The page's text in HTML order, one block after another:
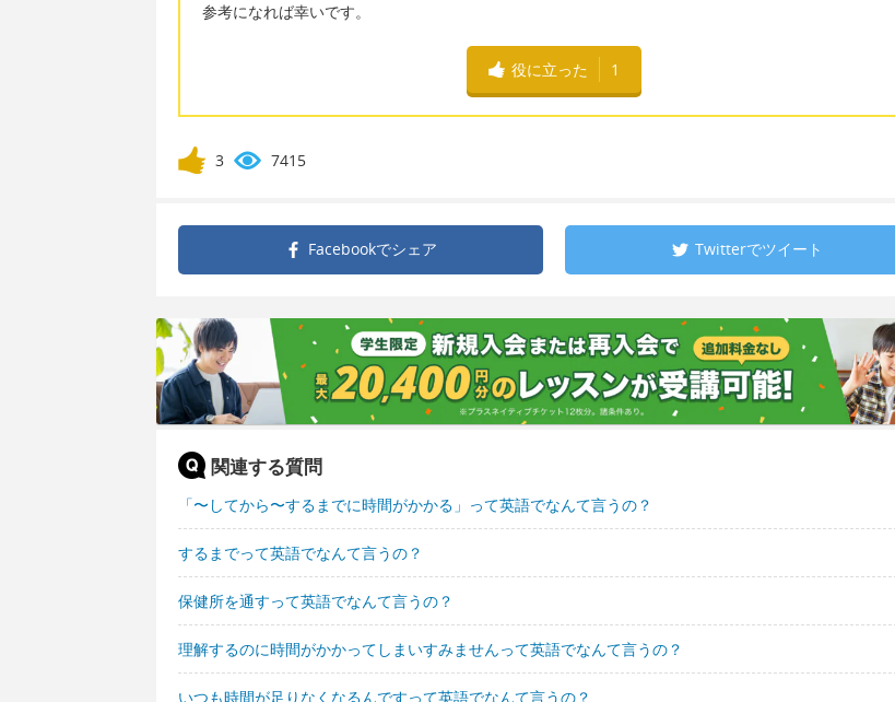
参考になれば幸いです。
役に立った 1
3 7415
Facebookでシェア Twitterでツイート
関連する質問
「〜してから〜するまでに時間がかかる」って英語でなんて言うの？
するまでって英語でなんて言うの？
保健所を通すって英語でなんて言うの？
理解するのに時間がかかってしまいすみませんって英語でなんて言うの？
いつも時間が足りなくなるんですって英語でなんて言うの？